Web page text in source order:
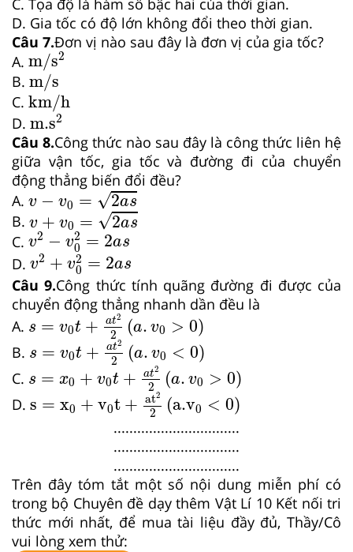
D. Gia tốc có độ lớn không đổi theo thời gian.
Câu 7.Đơn vị nào sau đây là đơn vị của gia tốc?
A. m/s2
m /s2
B. m/s
m/s
C. km/h
km/h
D. m.s2
m.s2
Câu 8.Công thức nào sau đây là công thức liên hệ
giữa vận tốc, gia tốc và đường đi của chuyển
động thẳng biến đổi đều?
A. v − v0 = √2as
v− v0=2as
B. v + v0 = √2as
v 0= 2a s
C. v2 − v2
0 = 2as
v2− v02= 2as
D. v2 + v2
0 = 2as
v 2 + 02 2as
Câu 9.Công thức tính quãng đường đi được của
chuyển động thẳng nhanh dần đều là
A. s = v0t + at2
2 (a. v0 > 0)
s=v0t+at 22a.v 0>0
B. s = v0t + at2
2 (a. v0 < 0)
t + a 22a . <0
C. s = x0 + v0t + at2
2 (a. v0 > 0)
+ 0 +a 2 2a.v > 0
D. s = x0 + v0t + at2
2 (a.v0 < 0)
+ v + at 2a.v 0
................................
................................
................................
Trên đây tóm tắt một số nội dung miễn phí có
trong bộ Chuyên đề dạy thêm Vật Lí 10 Kết nối tri
thức mới nhất, để mua tài liệu đầy đủ, Thầy/Cô
vui lòng xem thử: